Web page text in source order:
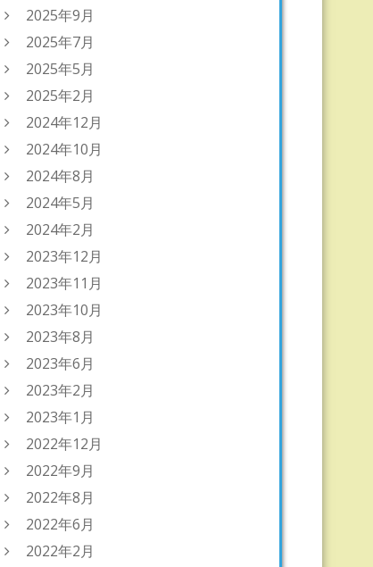
2025年9月
2025年7月
2025年5月
2025年2月
2024年12月
2024年10月
2024年8月
2024年5月
2024年2月
2023年12月
2023年11月
2023年10月
2023年8月
2023年6月
2023年2月
2023年1月
2022年12月
2022年9月
2022年8月
2022年6月
2022年2月